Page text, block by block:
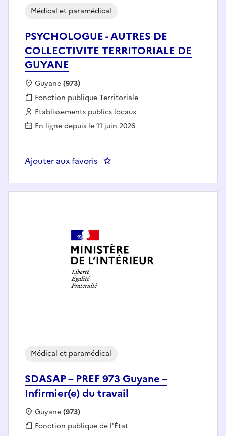
PSYCHOLOGUE - AUTRES DE
COLLECTIVITE TERRITORIALE DE
GUYANE
Médical et paramédical
Localisation :
Guyane(973)
Fonction publique :
Fonction publique Territoriale
Employeur :
Etablissements publics locaux
En ligne depuis le 11 juin 2026
Ajouter aux favoris : PSYCHOLOGUE - AUTRES DE
SDASAP – PREF 973 Guyane –
Infirmier(e) du travail
Médical et paramédical
Localisation :
Guyane(973)
Fonction publique :
Fonction publique de l'État